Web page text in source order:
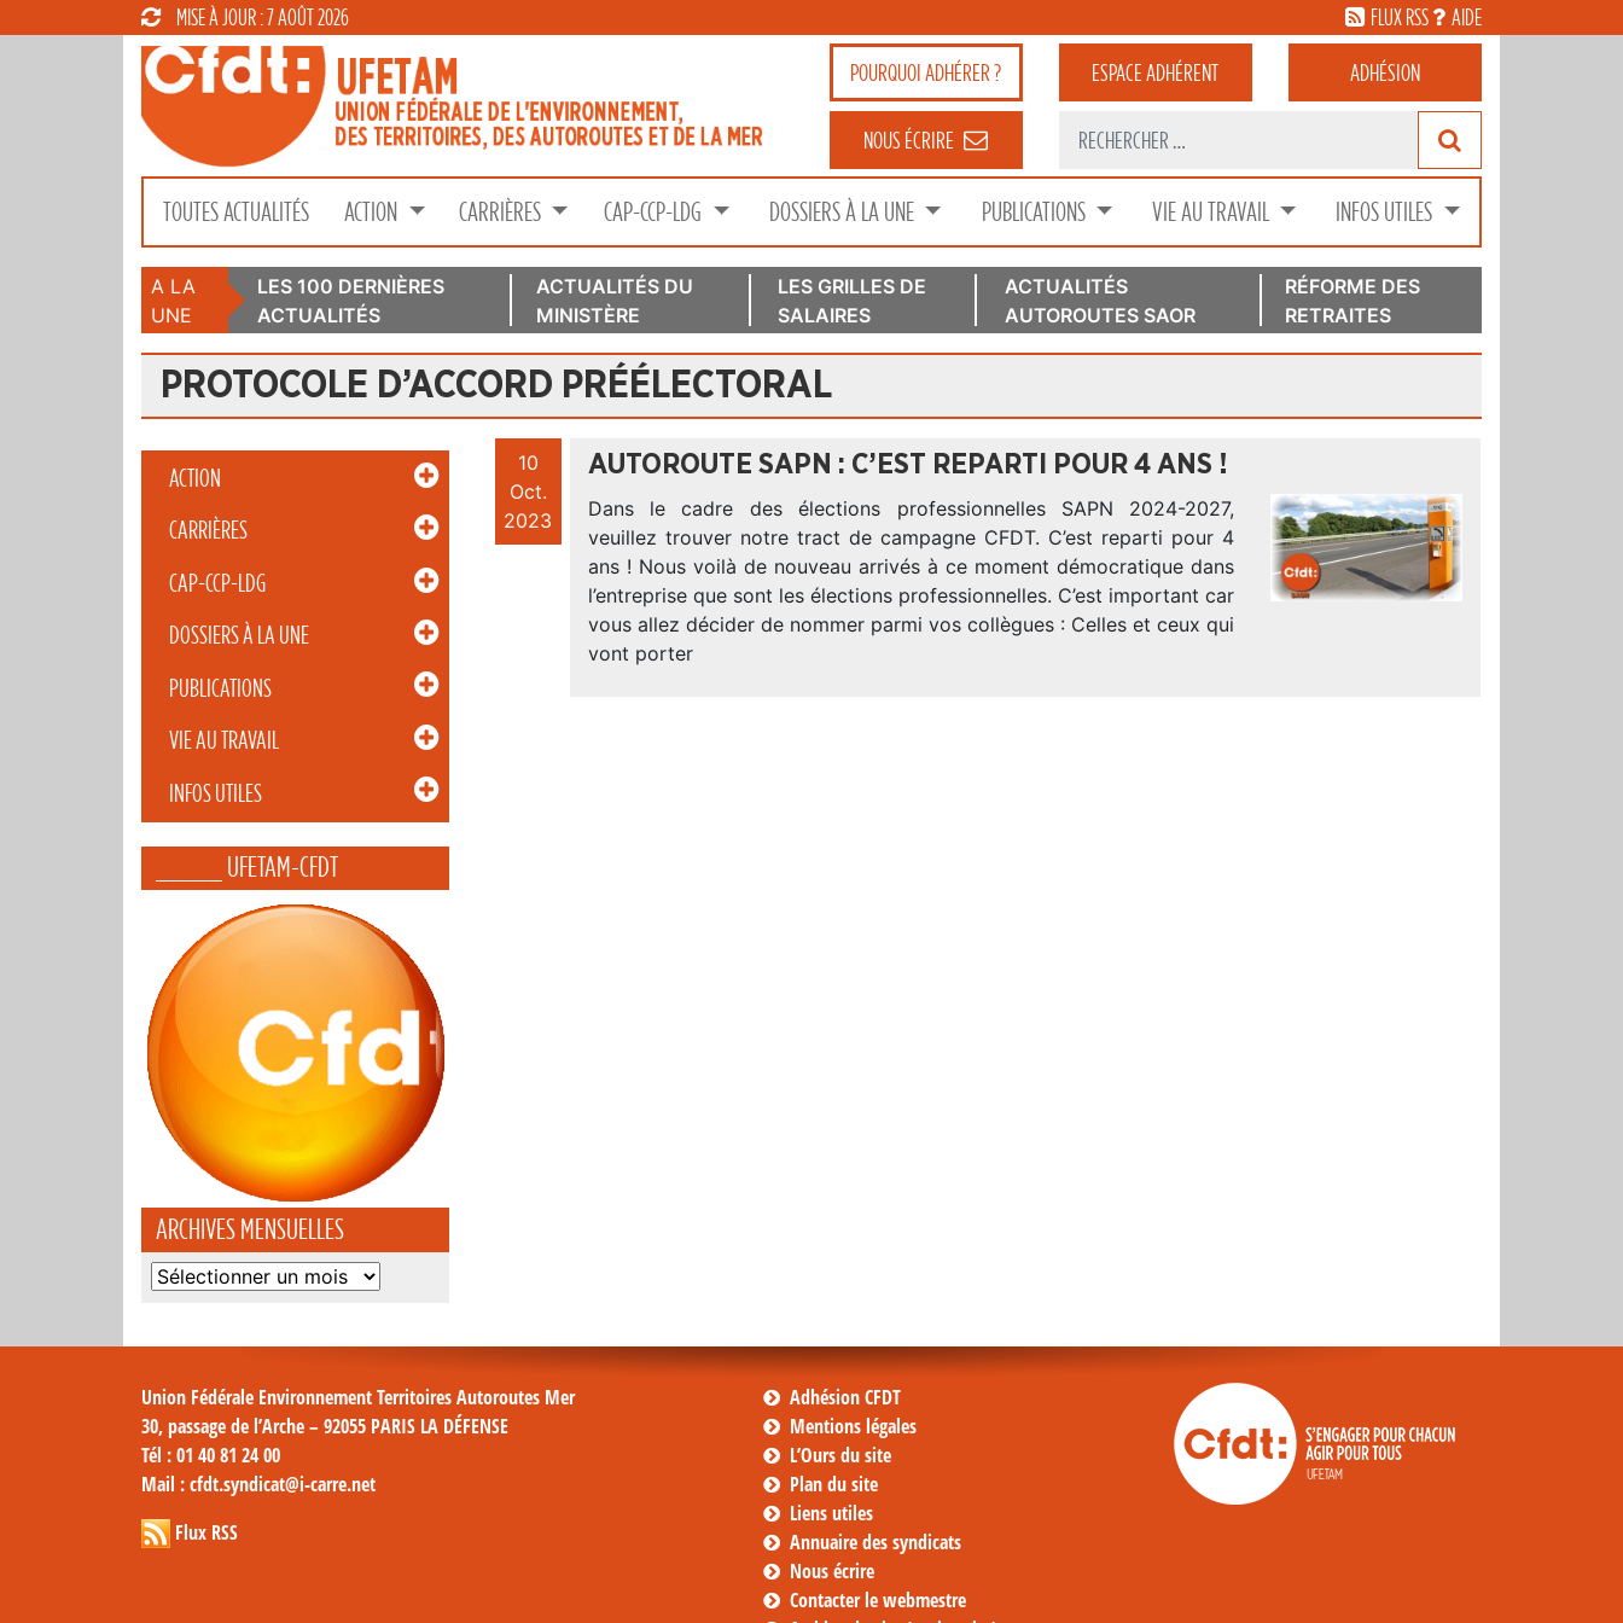
MISE À JOUR : 7 AOÛT 2026 FLUX RSS AIDE
POURQUOIADHÉRER ? ESPACEADHÉRENT ADHÉSION
NOUS ÉCRIRE
TOUTES ACTUALITÉS ACTION CARRIÈRES CAP-CCP-LDG DOSSIERS À LA UNE PUBLICATIONS VIE AU TRAVAIL INFOS UTILES
A LA
UNE
LES 100 DERNIÈRES
ACTUALITÉS
ACTUALITÉS DU
MINISTÈRE
LES GRILLES DE
SALAIRES
ACTUALITÉS
AUTOROUTES SAOR
RÉFORME DES
RETRAITES
PROTOCOLE D’ACCORD PRÉÉLECTORAL
ACTION
CARRIÈRES
CAP-CCP-LDG
DOSSIERS À LA UNE
PUBLICATIONS
VIE AU TRAVAIL
INFOS UTILES
_____ UFETAM-CFDT
ARCHIVES MENSUELLES
Archives
10
Oct.
2023
AUTOROUTE SAPN : C’EST REPARTI POUR 4 ANS !
Dans le cadre des élections professionnelles SAPN 2024-2027,
veuillez trouver notre tract de campagne CFDT. C’est reparti pour 4
ans ! Nous voilà de nouveau arrivés à ce moment démocratique dans
l’entreprise que sont les élections professionnelles. C’est important car
vous allez décider de nommer parmi vos collègues : Celles et ceux qui
vont porter
Union Fédérale Environnement Territoires Autoroutes Mer
30, passage de l’Arche – 92055 PARIS LA DÉFENSE
Tél : 01 40 81 24 00
Mail : cfdt.syndicat@i-carre.net
Flux RSS
Adhésion CFDT
Mentions légales
L’Ours du site
Plan du site
Liens utiles
Annuaire des syndicats
Nous écrire
Contacter le webmestre